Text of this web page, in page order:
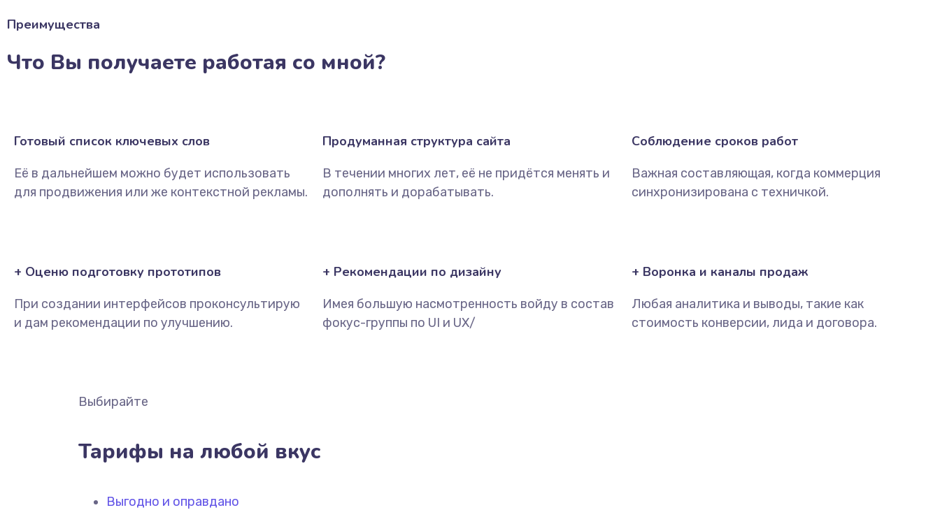
Преимущества
Что Вы получаете работая со мной?
Готовый список ключевых слов
Её в дальнейшем можно будет использовать
для продвижения или же контекстной рекламы.
Продуманная структура сайта
В течении многих лет, её не придётся менять и
дополнять и дорабатывать.
Соблюдение сроков работ
Важная составляющая, когда коммерция
синхронизирована с техничкой.
+ Оценю подготовку прототипов
При создании интерфейсов проконсультирую
и дам рекомендации по улучшению.
+ Рекомендации по дизайну
Имея большую насмотренность войду в состав
фокус-группы по UI и UX/
+ Воронка и каналы продаж
Любая аналитика и выводы, такие как
стоимость конверсии, лида и договора.
Выбирайте
Тарифы на любой вкус
Выгодно и оправдано